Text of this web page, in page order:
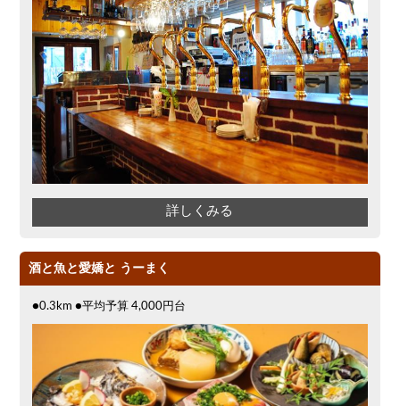
詳しくみる
酒と魚と愛嬌と うーまく
●0.3km ●平均予算 4,000円台